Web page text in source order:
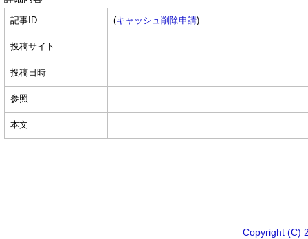
記事ID (キャッシュ削除申請)
投稿サイト
投稿日時
参照
本文
Copyright (C)